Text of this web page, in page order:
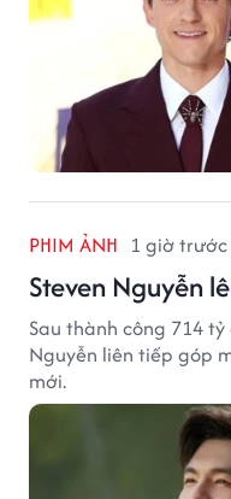
PHIM ẢNH 1 giờ trước
Steven Nguyễn
Sau thành công 714
Nguyễn liên tiếp góp
mới.